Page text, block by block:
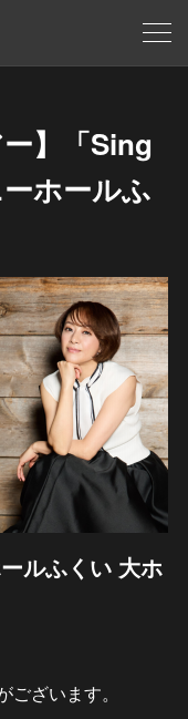
】「Sing
ホールふ
ルふくい 大ホ
ざいます。